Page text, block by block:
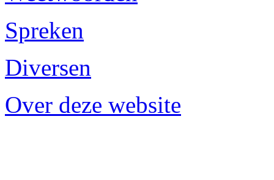
Spreken
Diversen
Over deze website